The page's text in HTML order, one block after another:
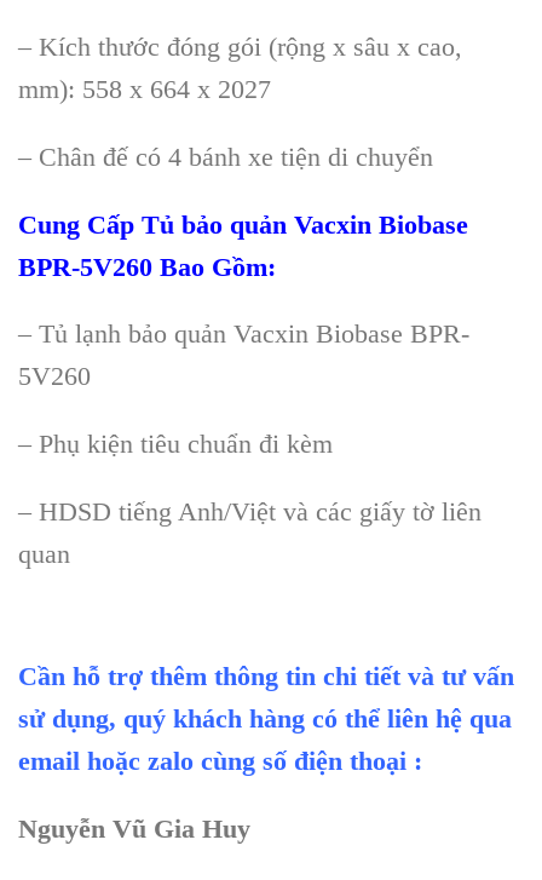
– Kích thước đóng gói (rộng x sâu x cao,
mm): 558 x 664 x 2027
– Chân đế có 4 bánh xe tiện di chuyển
Cung Cấp Tủ bảo quản Vacxin Biobase
BPR-5V260 Bao Gồm:
– Tủ lạnh bảo quản Vacxin Biobase BPR-
5V260
– Phụ kiện tiêu chuẩn đi kèm
– HDSD tiếng Anh/Việt và các giấy tờ liên
quan
Cần hỗ trợ thêm thông tin chi tiết và tư vấn
sử dụng, quý khách hàng có thể liên hệ qua
email hoặc zalo cùng số điện thoại :
Nguyễn Vũ Gia Huy